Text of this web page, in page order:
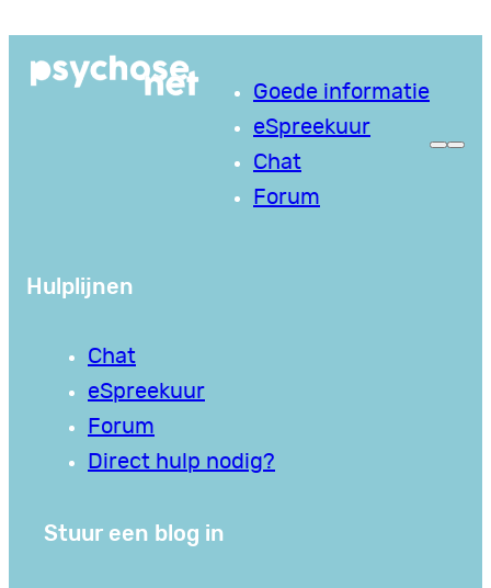
naar
Goede informatie
eSpreekuur
Chat
Forum
Hulplijnen
Chat
eSpreekuur
Forum
Direct hulp nodig?
Stuur een blog in